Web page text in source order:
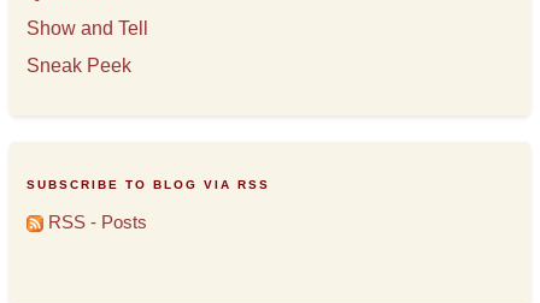
Show and Tell
Sneak Peek
SUBSCRIBE TO BLOG VIA RSS
RSS - Posts